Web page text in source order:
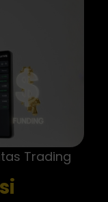
Trading